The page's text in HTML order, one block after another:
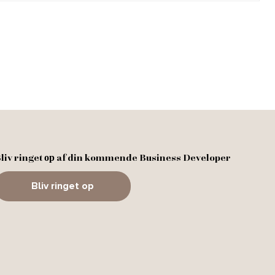
ringet ор af din kommende Business Developer
Bliv ringet op